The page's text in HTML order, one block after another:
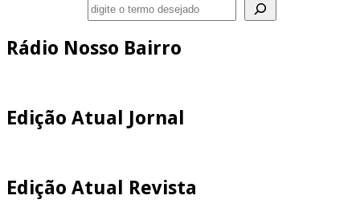
Rádio Nosso Bairro
Edição Atual Jornal
Edição Atual Revista